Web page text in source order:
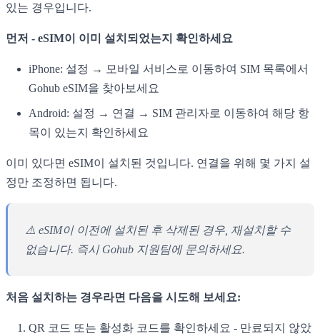
있는 경우입니다.
먼저 - eSIM이 이미 설치되었는지 확인하세요
iPhone: 설정 → 모바일 서비스로 이동하여 SIM 목록에서
Gohub eSIM을 찾아보세요
Android: 설정 → 연결 → SIM 관리자로 이동하여 해당 항
목이 있는지 확인하세요
이미 있다면 eSIM이 설치된 것입니다. 연결을 위해 몇 가지 설
정만 조정하면 됩니다.
⚠️ eSIM이 이전에 설치된 후 삭제된 경우, 재설치할 수
없습니다. 즉시 Gohub 지원팀에 문의하세요.
처음 설치하는 경우라면 다음을 시도해 보세요:
QR 코드 또는 활성화 코드를 확인하세요 - 만료되지 않았